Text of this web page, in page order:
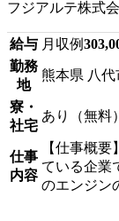
フジアルテ株式
給与 月収例
勤務
地
熊本県 八代
寮・
社宅
あり（無料）
仕事
内容
【仕事概
ている企業
のエンジン